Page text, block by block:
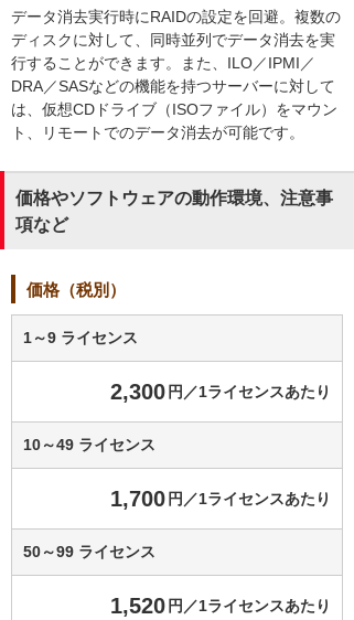
データ消去実行時にRAIDの設定を回避。複数の
ディスクに対して、同時並列でデータ消去を実
行することができます。また、ILO／IPMI／
DRA／SASなどの機能を持つサーバーに対して
は、仮想CDドライブ（ISOファイル）をマウン
ト、リモートでのデータ消去が可能です。
価格やソフトウェアの動作環境、注意事
項など
価格（税別）
1～9 ライセンス
2,300 円／1ライセンスあたり
10～49 ライセンス
1,700 円／1ライセンスあたり
50～99 ライセンス
1,520 円／1ライセンスあたり